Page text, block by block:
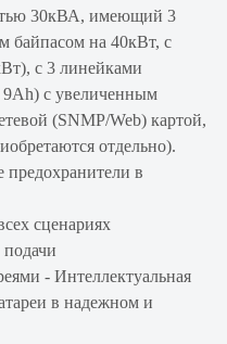
30кВА, имеющий 3
байпасом на 40кВт, с
с 3 линейками
9Ah) с увеличенным
(SNMP/Web) картой,
отдельно).
в
сценариях
- Интеллектуальная
в надежном и